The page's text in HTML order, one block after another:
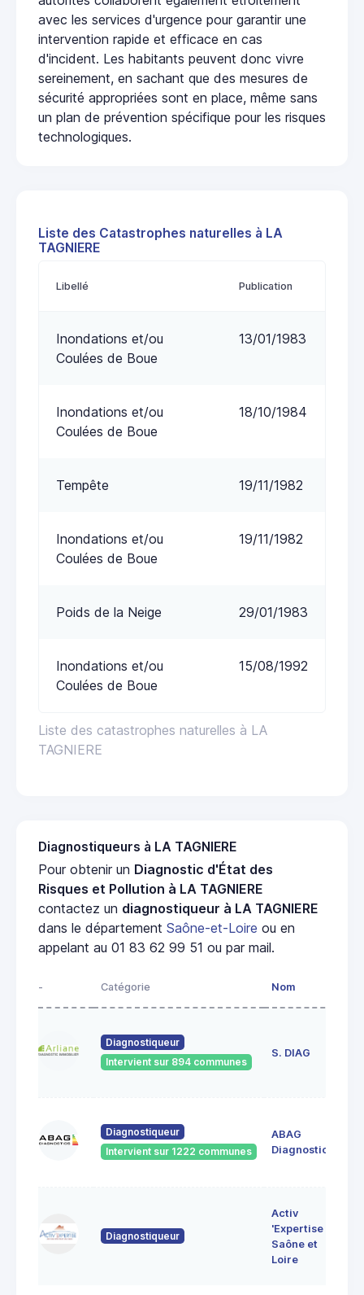
avec les services d'urgence pour garantir une
intervention rapide et efficace en cas
d'incident. Les habitants peuvent donc vivre
sereinement, en sachant que des mesures de
sécurité appropriées sont en place, même sans
un plan de prévention spécifique pour les risques
technologiques.
Liste des Catastrophes naturelles à LA
TAGNIERE
Liste des catastrophes naturelles à LA
TAGNIERE
Libellé Publication
Inondations et/ou
Coulées de Boue
13/01/1983
Inondations et/ou
Coulées de Boue
18/10/1984
Tempête 19/11/1982
Inondations et/ou
Coulées de Boue
19/11/1982
Poids de la Neige 29/01/1983
Inondations et/ou
Coulées de Boue
15/08/1992
Diagnostiqueurs à LA TAGNIERE
Pour obtenir un Diagnostic d'État des
Risques et Pollution à LA TAGNIERE
contactez un diagnostiqueur à LA TAGNIERE
dans le département Saône-et-Loire ou en
appelant au 01 83 62 99 51 ou par mail.
- Catégorie Nom
Diagnostiqueur
Intervient sur 894 communes
S. DIAG
Diagnostiqueur
Intervient sur 1222 communes
ABAG
Diagnostics
Diagnostiqueur
Activ
'Expertise
Saône et
Loire